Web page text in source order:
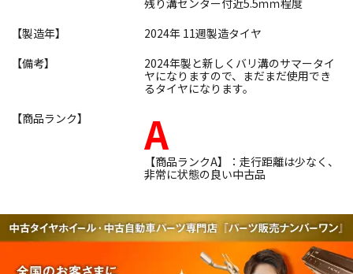
残り溝センター付近5.5ｍｍ程度
【製造年】
2024年 11週製造タイヤ
【備考】
2024年製と新しくバリ溝のサマータイ
ヤになりますので、まだまだ使用でき
るタイヤになります。
【商品ランク】
A
【商品ランクA】：走行距離は少なく、
非常に状態の良い中古品